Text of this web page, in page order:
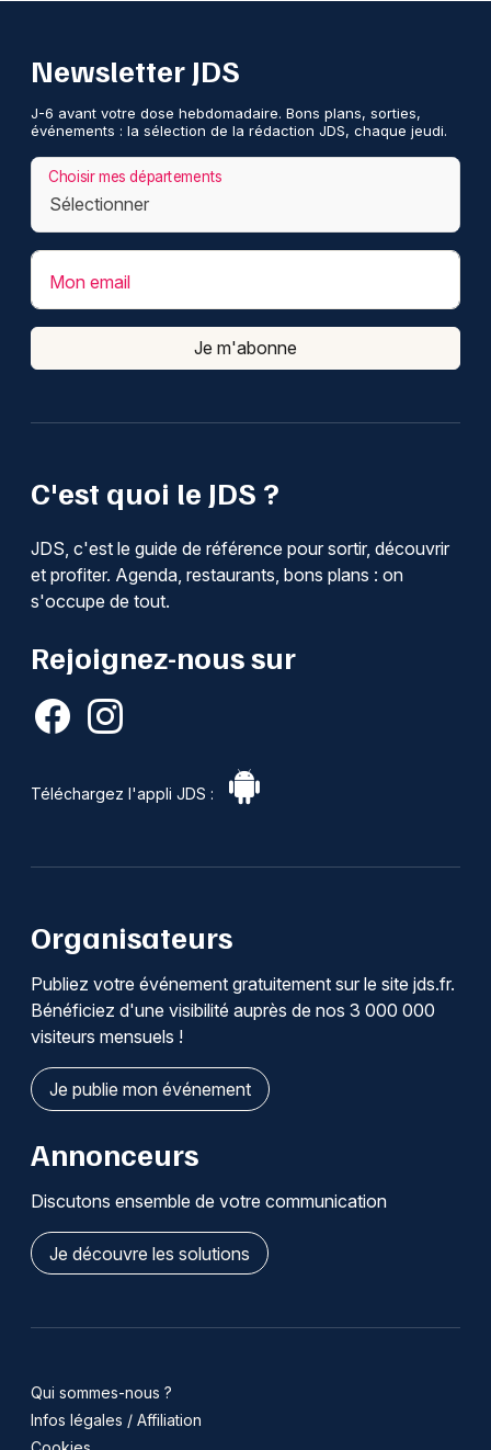
C'est quoi le JDS ?
JDS, c'est le guide de référence pour sortir, découvrir
et profiter. Agenda, restaurants, bons plans : on
s'occupe de tout.
Rejoignez-nous sur
Téléchargez l'appli JDS :
Newsletter JDS
J-6 avant votre dose hebdomadaire. Bons plans, sorties,
événements : la sélection de la rédaction JDS, chaque jeudi.
Choisir mes départements
Mon email
Je m'abonne
Organisateurs
Publiez votre événement gratuitement sur le site jds.fr.
Bénéficiez d'une visibilité auprès de nos 3 000 000
visiteurs mensuels !
Je publie mon événement
Annonceurs
Discutons ensemble de votre communication
Je découvre les solutions
Qui sommes-nous ?
Infos légales / Affiliation